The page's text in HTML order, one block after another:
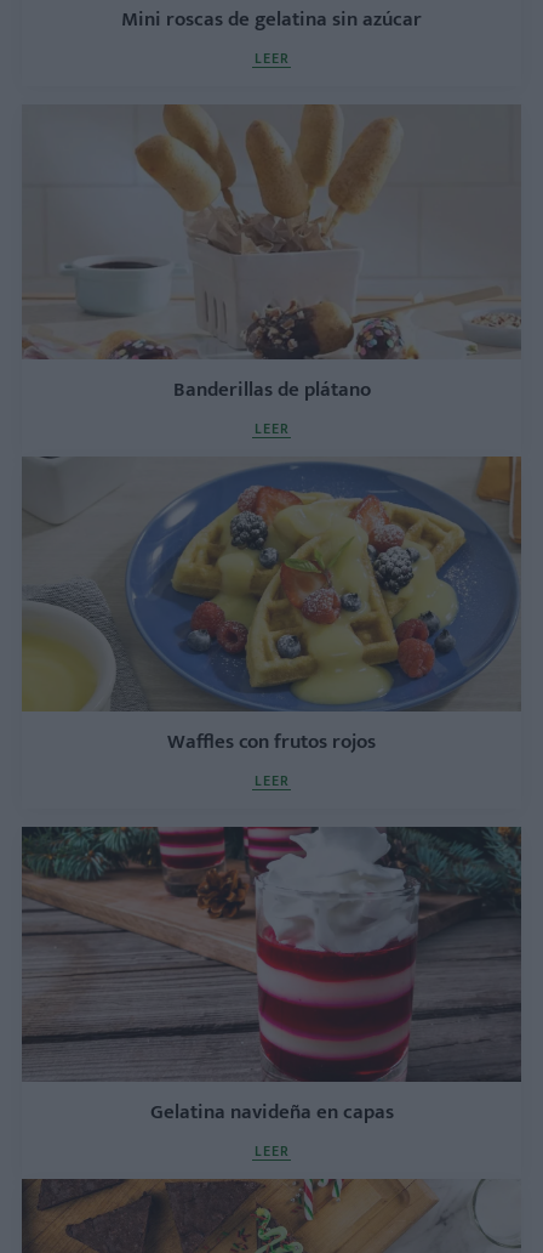
Mini roscas de gelatina sin azúcar
LEER
Banderillas de plátano
LEER
Waffles con frutos rojos
LEER
Gelatina navideña en capas
LEER